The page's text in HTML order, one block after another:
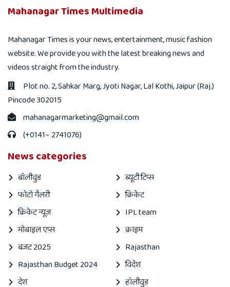
Mahanagar Times Multimedia
Mahanagar Times is your news, entertainment, music fashion
website. We provide you with the latest breaking news and
videos straight from the industry.
Plot no. 2, Sahkar Marg, Jyoti Nagar, Lal Kothi, Jaipur (Raj.)
Pincode 302015
mahanagarmarketing@gmail.com
(+0141– 2741076)
News categories
बॉलीवुड
ब्यूटी टिप्स
फोटो गैलरी
क्रिकेट
क्रिकेट न्यूज़
IPL team
मोबाइल एप्स
क्राइम
बजट 2025
Rajasthan
Rajasthan Budget 2024
विदेश
देश
हॉलीवुड